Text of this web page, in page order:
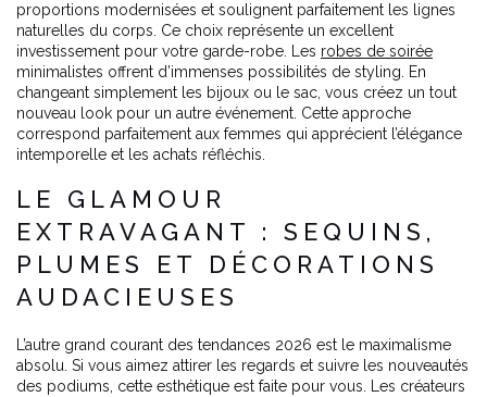
proportions modernisées et soulignent parfaitement les lignes
naturelles du corps. Ce choix représente un excellent
investissement pour votre garde-robe. Les robes de soirée
minimalistes offrent d’immenses possibilités de styling. En
changeant simplement les bijoux ou le sac, vous créez un tout
nouveau look pour un autre événement. Cette approche
correspond parfaitement aux femmes qui apprécient l’élégance
intemporelle et les achats réfléchis.
LE GLAMOUR
EXTRAVAGANT : SEQUINS,
PLUMES ET DÉCORATIONS
AUDACIEUSES
L’autre grand courant des tendances 2026 est le maximalisme
absolu. Si vous aimez attirer les regards et suivre les nouveautés
des podiums, cette esthétique est faite pour vous. Les créateurs